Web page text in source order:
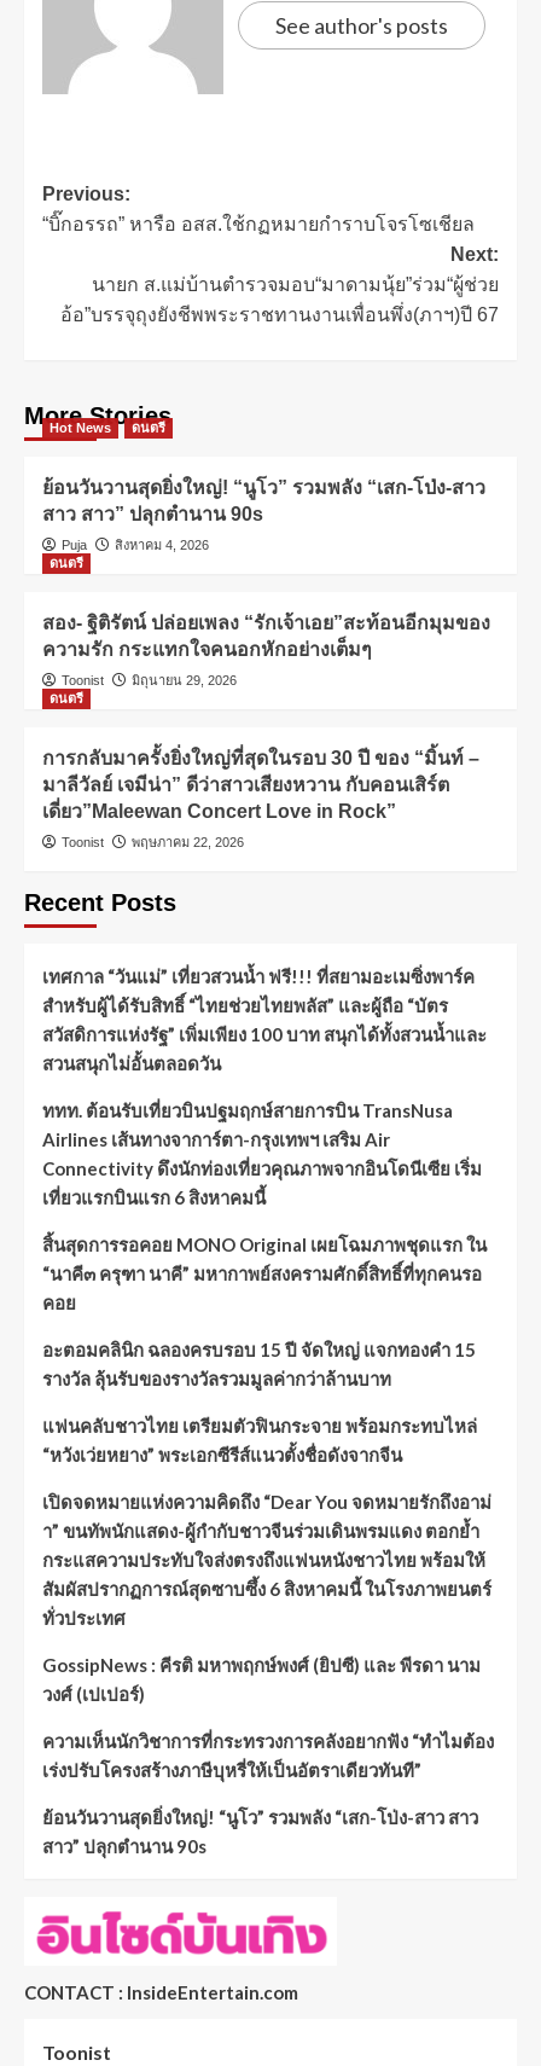
See author's posts
Previous:
“บิ๊กอรรถ” หารือ อสส.ใช้กฏหมายกำราบโจรโซเชียล
Next:
นายก ส.แม่บ้านตำรวจมอบ“มาดามนุ้ย”ร่วม“ผู้ช่วย
อ้อ”บรรจุถุงยังชีพพระราชทานงานเพื่อนพึ่ง(ภาฯ)ปี 67
More Stories
Hot News ดนตรี
ย้อนวันวานสุดยิ่งใหญ่! “นูโว” รวมพลัง “เสก-โป่ง-สาว
สาว สาว” ปลุกตำนาน 90s
Puja
สิงหาคม 4, 2026
ดนตรี
สอง- ฐิติรัตน์ ปล่อยเพลง “รักเจ้าเอย”สะท้อนอีกมุมของ
ความรัก กระแทกใจคนอกหักอย่างเต็มๆ
Toonist
มิถุนายน 29, 2026
ดนตรี
การกลับมาครั้งยิ่งใหญ่ที่สุดในรอบ 30 ปี ของ “มิ้นท์ –
มาลีวัลย์ เจมีน่า” ดีว่าสาวเสียงหวาน กับคอนเสิร์ต
เดี่ยว”Maleewan Concert Love in Rock”
Toonist พฤษภาคม 22, 2026
Recent Posts
เทศกาล “วันแม่” เที่ยวสวนน้ำ ฟรี!!! ที่สยามอะเมซิ่งพาร์ค
สำหรับผู้ได้รับสิทธิ์ “ไทยช่วยไทยพลัส” และผู้ถือ “บัตร
สวัสดิการแห่งรัฐ” เพิ่มเพียง 100 บาท สนุกได้ทั้งสวนน้ำและ
สวนสนุกไม่อั้นตลอดวัน
ททท. ต้อนรับเที่ยวบินปฐมฤกษ์สายการบิน TransNusa
Airlines เส้นทางจาการ์ตา-กรุงเทพฯ เสริม Air
Connectivity ดึงนักท่องเที่ยวคุณภาพจากอินโดนีเซีย เริ่ม
เที่ยวแรกบินแรก 6 สิงหาคมนี้
สิ้นสุดการรอคอย MONO Original เผยโฉมภาพชุดแรก ใน
“นาคี๓ ครุฑา นาคี” มหากาพย์สงครามศักดิ์สิทธิ์ที่ทุกคนรอ
คอย
อะตอมคลินิก ฉลองครบรอบ 15 ปี จัดใหญ่ แจกทองคำ 15
รางวัล ลุ้นรับของรางวัลรวมมูลค่ากว่าล้านบาท
แฟนคลับชาวไทย เตรียมตัวฟินกระจาย พร้อมกระทบไหล่
“หวังเว่ยหยาง” พระเอกซีรีส์แนวตั้งชื่อดังจากจีน
เปิดจดหมายแห่งความคิดถึง “Dear You จดหมายรักถึงอาม่
า” ขนทัพนักแสดง-ผู้กำกับชาวจีนร่วมเดินพรมแดง ตอกย้ำ
กระแสความประทับใจส่งตรงถึงแฟนหนังชาวไทย พร้อมให้
สัมผัสปรากฏการณ์สุดซาบซึ้ง 6 สิงหาคมนี้ ในโรงภาพยนตร์
ทั่วประเทศ
GossipNews : คีรติ มหาพฤกษ์พงศ์ (ยิปซี) และ พีรดา นาม
วงศ์ (เปเปอร์)
ความเห็นนักวิชาการที่กระทรวงการคลังอยากฟัง “ทำไมต้อง
เร่งปรับโครงสร้างภาษีบุหรี่ให้เป็นอัตราเดียวทันที”
ย้อนวันวานสุดยิ่งใหญ่! “นูโว” รวมพลัง “เสก-โป่ง-สาว สาว
สาว” ปลุกตำนาน 90s
CONTACT : InsideEntertain.com
Toonist